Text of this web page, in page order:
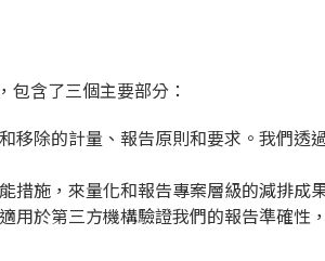
包含了三個主要部分：
移除的計量、報告原則和要求。我們透
措施，來量化和報告專案層級的減排成
用於第三方機構驗證我們的報告準確性